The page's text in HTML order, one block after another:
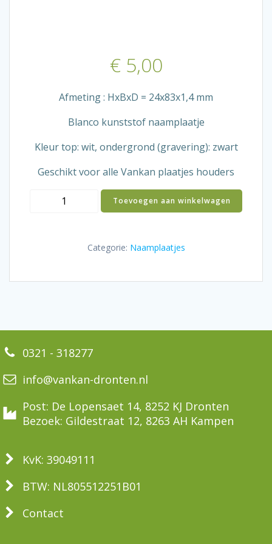
€5,00
Afmeting : HxBxD = 24x83x1,4 mm
Blanco kunststof naamplaatje
Kleur top: wit, ondergrond (gravering): zwart
Geschikt voor alle Vankan plaatjes houders
Blanco
naamplaatje
Toevoegen aan winkelwagen
Categorie: Naamplaatjes
0321 - 318277
info@vankan-dronten.nl
Post: De Lopensaet 14, 8252 KJ Dronten
Bezoek: Gildestraat 12, 8263 AH Kampen
KvK: 39049111
BTW: NL805512251B01
Contact